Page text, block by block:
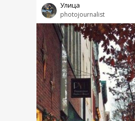
photojournalist
Улица